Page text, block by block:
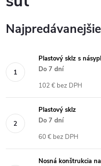
Najpredávanejšie
Plastový sklz s
Do 7 dní
102 € bez DPH
Plastový sklz
Do 7 dní
60 € bez DPH
Nosná konštrukcia